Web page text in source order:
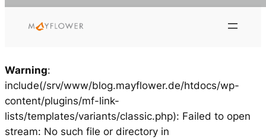
Inhalt
Warning:
include(/srv/www/blog.mayflower.de/htdocs/wp-
content/plugins/mf-link-
lists/templates/variants/classic.php): Failed to open
stream: No such file or directory in